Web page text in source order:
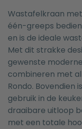
Wastafelkraan
één-greeps
en is de ideale
Met dit strakke
gewenste
combineren met
Rondo. Bovendien
gebruik in de
draaibare uitloop
met een totale